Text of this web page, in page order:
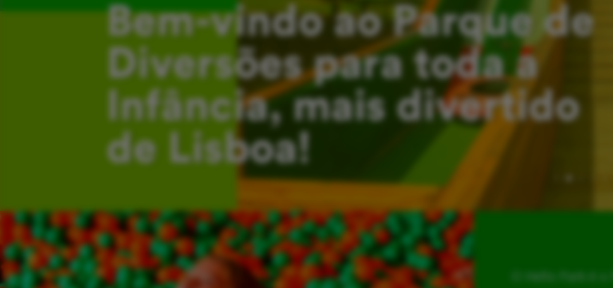
Bem-vindo ao Parque de
Diversões para toda a
Infância, mais divertido
de Lisboa!
O Hello Park é